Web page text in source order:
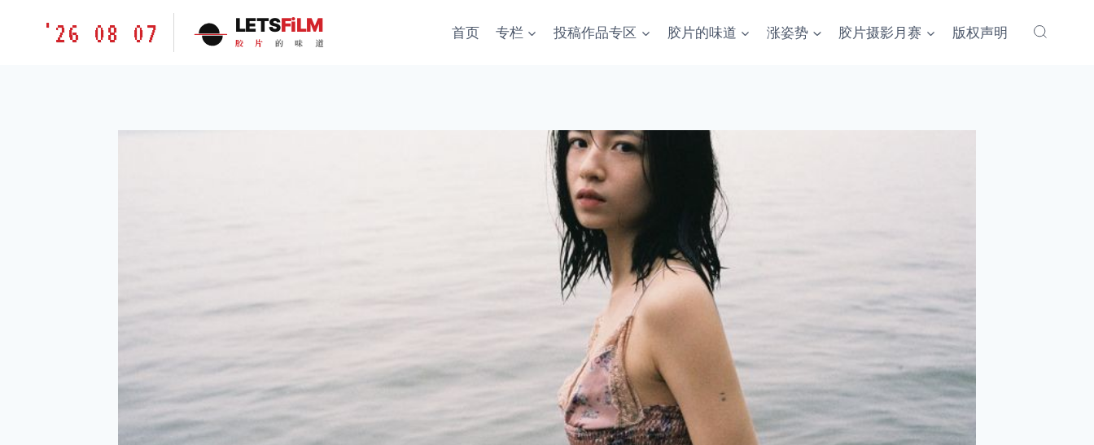
胶'26 08 07 LETSFiLM
胶 片 的 味 道
首页 专栏 投稿作品专区 胶片的味道 涨姿势 胶片摄影月赛 版权声明